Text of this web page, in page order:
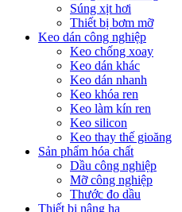
Súng xịt hơi
Thiết bị bơm mỡ
Keo dán công nghiệp
Keo chống xoay
Keo dán khác
Keo dán nhanh
Keo khóa ren
Keo làm kín ren
Keo silicon
Keo thay thế gioăng
Sản phẩm hóa chất
Dầu công nghiệp
Mỡ công nghiệp
Thước đo dầu
Thiết bị nâng hạ